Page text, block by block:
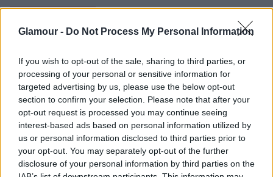
Glamour - Do Not Process My Personal Information
If you wish to opt-out of the sale, sharing to third parties, or
processing of your personal or sensitive information for
targeted advertising by us, please use the below opt-out
section to confirm your selection. Please note that after your
opt-out request is processed you may continue seeing
interest-based ads based on personal information utilized by
us or personal information disclosed to third parties prior to
your opt-out. You may separately opt-out of the further
disclosure of your personal information by third parties on the